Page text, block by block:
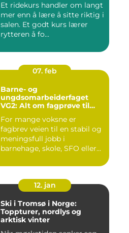
Et ridekurs handler om langt
mer enn å lære å sitte riktig i
salen. Et godt kurs lærer
rytteren å fo...
07. feb
Barne- og
ungdsomarbeiderfaget
VG2: Alt om fagprøve til
ungdomsarbeider
For mange voksne er
fagbrev veien til en stabil og
meningsfull jobb i
barnehage, skole, SFO eller
12. jan
Ski i Tromsø i Norge:
Toppturer, nordlys og
arktisk vinter